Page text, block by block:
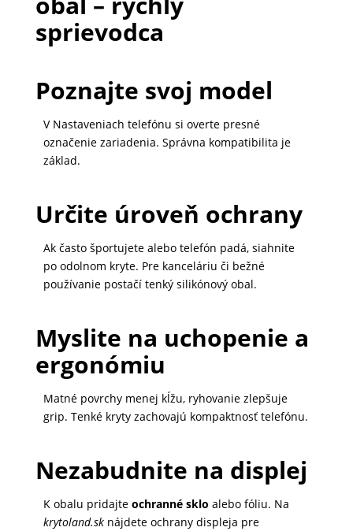
sprievodca
Poznajte svoj model
V Nastaveniach telefónu si overte presné
označenie zariadenia. Správna kompatibilita je
základ.
Určite úroveň ochrany
Ak často športujete alebo telefón padá, siahnite
po odolnom kryte. Pre kanceláriu či bežné
používanie postačí tenký silikónový obal.
Myslite na uchopenie a
ergonómiu
Matné povrchy menej kĺžu, ryhovanie zlepšuje
grip. Tenké kryty zachovajú kompaktnosť telefónu.
Nezabudnite na displej
K obalu pridajte ochranné sklo alebo fóliu. Na
krytoland.sknájdete ochrany displeja pre